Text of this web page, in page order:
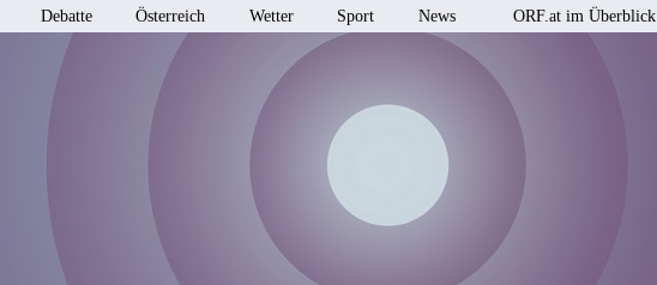
Debatte Österreich Wetter Sport News ORF.at im Überblick